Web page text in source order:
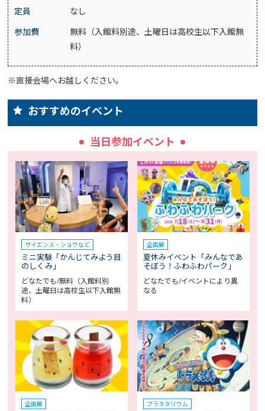
定員 なし
参加費
無料（入館料別途、土曜日は高校生以下入館無
料）
※直接会場へお越しください。
おすすめのイベント
当日参加イベント
サイエンス・ショウなど
ミニ実験「かんじてみよう目
のしくみ」
どなたでも/無料（入館料別
途、土曜日は高校生以下入館無
料）
企画展
夏休みイベント「みんなであ
そぼう！ふわふわパーク」
どなたでも/イベントにより異
なる
企画展 プラネタリウム